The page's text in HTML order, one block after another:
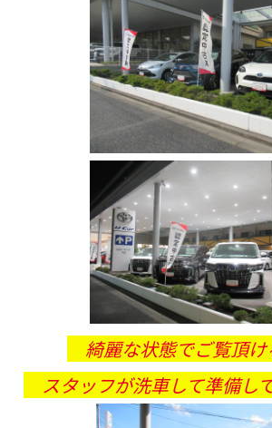
綺麗な状態でご覧頂
スタッフが洗車して準備し